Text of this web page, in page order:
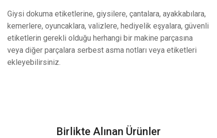
Giysi dokuma etiketlerine, giysilere, çantalara, ayakkabılara,
kemerlere, oyuncaklara, valizlere, hediyelik eşyalara, güvenli
etiketlerin gerekli olduğu herhangi bir makine parçasına
veya diğer parçalara serbest asma notları veya etiketleri
ekleyebilirsiniz.
Birlikte Alınan Ürünler